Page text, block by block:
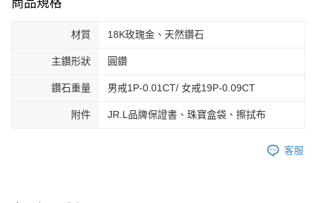
商品規格
材質 18K玫瑰金、天然鑽石
主鑽形狀 圓鑽
鑽石重量 男戒1P-0.01CT/ 女戒19P-0.09CT
附件 JR.L品牌保證書、珠寶盒袋、擦拭布
客服